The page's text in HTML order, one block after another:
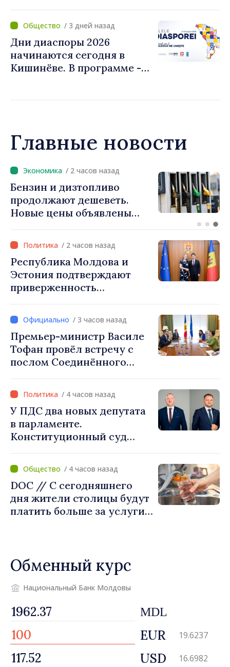
направлении выезда из
Республики Молдова
/ 3 дней назад
Дни диаспоры 2026
начинаются сегодня в
Кишинёве. В программе -
Главные новости
/ 1 час назад
ФОТО // Президент Майя
Санду встретилась с
участниками лагеря DOR:
остаётся крепкой»
/ 2 часов назад
Республика Молдова и
Эстония подтверждают
приверженность
сотрудничества
/ 3 часов назад
Премьер-министр Василе
Тофан провёл встречу с
послом Соединённого
Великобритании и
Северной Ирландии Ферн
Хорин
/ 4 часов назад
У ПДС два новых депутата
в парламенте.
Конституционный суд
/ 4 часов назад
DOC // С сегодняшнего
дня жители столицы будут
платить больше за услуги
Обменный курс
Национальный Банк Молдовы
MDL
EUR 19.6237
USD 16.6982